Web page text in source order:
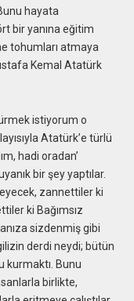
hayata
bir yanına eğitim
tohumları atmaya
Kemal Atatürk
istiyorum o
Atatürk’e türlü
hadi oradan’
bir şey yaptılar.
zannettiler ki
ki Bağımsız
sizdenmiş gibi
derdi neydi; bütün
Bunu
birlikte,